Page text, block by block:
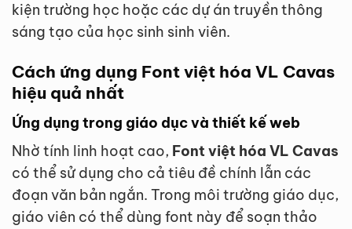
kiện trường học hoặc các dự án truyền thông
sáng tạo của học sinh sinh viên.
Cách ứng dụng Font việt hóa VL Cavas
hiệu quả nhất
Ứng dụng trong giáo dục và thiết kế web
Nhờ tính linh hoạt cao, Font việt hóa VL Cavas
có thể sử dụng cho cả tiêu đề chính lẫn các
đoạn văn bản ngắn. Trong môi trường giáo dục,
giáo viên có thể dùng font này để soạn thảo